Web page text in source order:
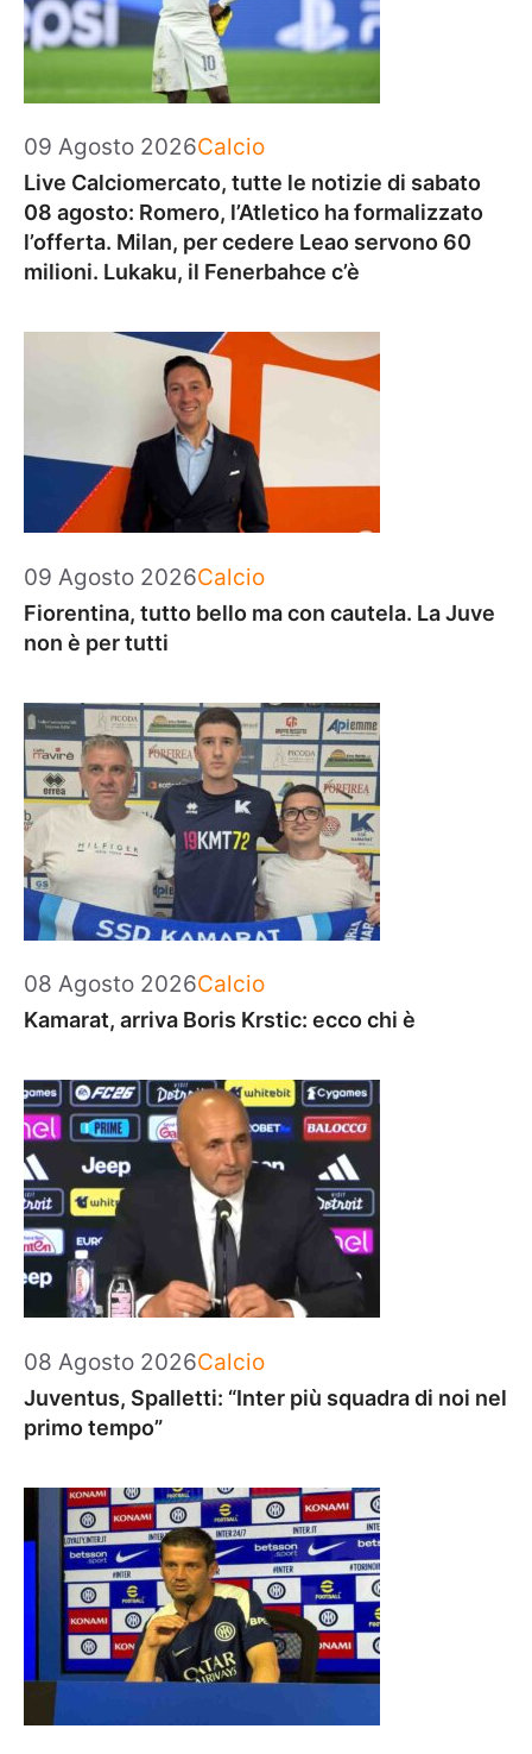
09 Agosto 2026Categorie
Calcio
Live Calciomercato, tutte le notizie di sabato
08 agosto: Romero, l’Atletico ha formalizzato
l’offerta. Milan, per cedere Leao servono 60
milioni. Lukaku, il Fenerbahce c’è
09 Agosto 2026Categorie
Calcio
Fiorentina, tutto bello ma con cautela. La Juve
non è per tutti
08 Agosto 2026Categorie
Calcio
Kamarat, arriva Boris Krstic: ecco chi è
08 Agosto 2026Categorie
Calcio
Juventus, Spalletti: “Inter più squadra di noi nel
primo tempo”